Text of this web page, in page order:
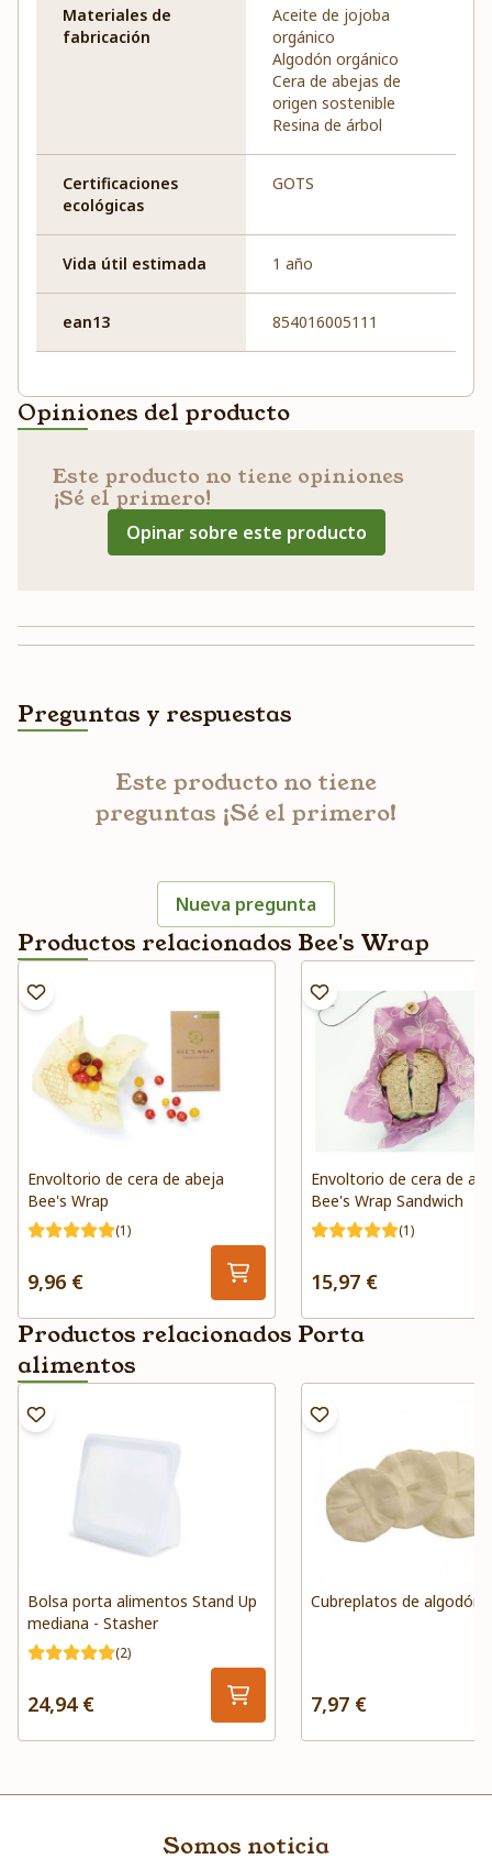
Materiales de
fabricación
Aceite de jojoba
orgánico
Algodón orgánico
Cera de abejas de
origen sostenible
Resina de árbol
Certificaciones
ecológicas
GOTS
Vida útil estimada 1 año
ean13 854016005111
Opiniones del producto
Este producto no tiene opiniones
¡Sé el primero!
Opinar sobre este producto
Preguntas y respuestas
Este producto no tiene
preguntas ¡Sé el primero!
Nueva pregunta
Productos relacionados Bee's Wrap
Envoltorio de cera de abeja
Bee's Wrap
(1)
9,96 €
Envoltorio de cera de
Bee's Wrap Sandwich
(1)
15,97 €
Productos relacionados Porta
alimentos
Bolsa porta alimentos Stand Up
mediana - Stasher
(2)
24,94 €
Cubreplatos de algodón
7,97 €
Somos noticia